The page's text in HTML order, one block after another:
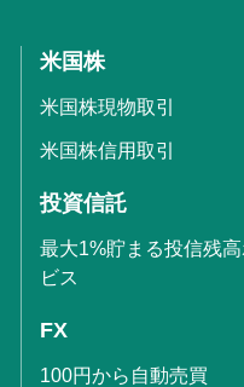
米国株
米国株現物取引
米国株信用取引
投資信託
最大1%貯まる投信残
ビス
FX
100円から自動売買